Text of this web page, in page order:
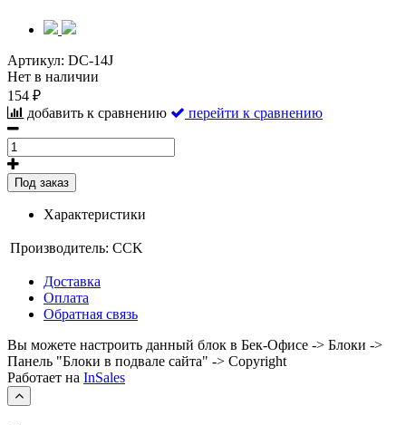
Артикул: DC-14J
Нет в наличии
154 ₽
добавить к сравнению
перейти к сравнению
Под заказ
Характеристики
Производитель: CCK
Доставка
Оплата
Обратная связь
Вы можете настроить данный блок в Бек-Офисе -> Блоки ->
Панель "Блоки в подвале сайта" -> Copyright
Работает на InSales